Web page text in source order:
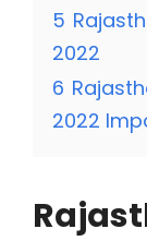
5
2022
6
2022